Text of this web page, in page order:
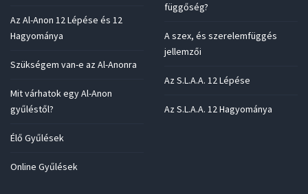
Az Al-Anon 12 Lépése és 12
Hagyománya
Szükségem van-e az Al-Anonra
Mit várhatok egy Al-Anon
gyűléstől?
Élő Gyűlések
Online Gyűlések
függőség?
A szex, és szerelemfüggés
jellemzői
Az S.L.A.A. 12 Lépése
Az S.L.A.A. 12 Hagyománya